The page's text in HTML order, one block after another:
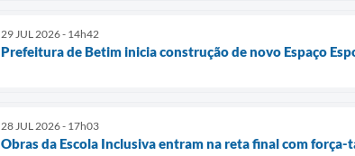
29 JUL 2026 - 14h42
Prefeitura de Betim inicia construção de novo Espaço
28 JUL 2026 - 17h03
Obras da Escola Inclusiva entram na reta final com